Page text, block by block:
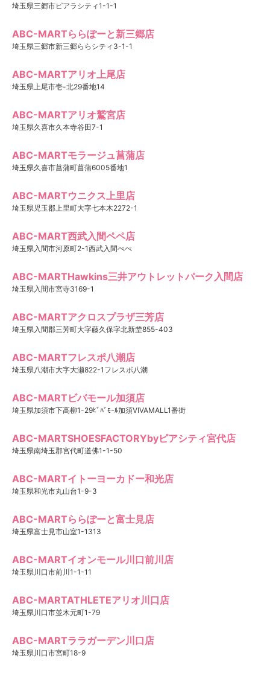
埼玉県三郷市ピアラシティ1-1-1
ABC-MARTららぽーと新三郷店
埼玉県三郷市新三郷ららシティ3-1-1
ABC-MARTアリオ上尾店
埼玉県上尾市壱-北29番地14
ABC-MARTアリオ鷲宮店
埼玉県久喜市久本寺谷田7-1
ABC-MARTモラージュ菖蒲店
埼玉県久喜市菖蒲町菖蒲6005番地1
ABC-MARTウニクス上里店
埼玉県児玉郡上里町大字七本木2272-1
ABC-MART西武入間ペペ店
埼玉県入間市河原町2-1西武入間ぺぺ
ABC-MARTHawkins三井アウトレットパーク入間店
埼玉県入間市宮寺3169-1
ABC-MARTアクロスプラザ三芳店
埼玉県入間郡三芳町大字藤久保字北新埜855-403
ABC-MARTフレスポ八潮店
埼玉県八潮市大字大瀬822-1フレスポ八潮
ABC-MARTビバモール加須店
埼玉県加須市下高柳1-29ﾋﾞﾊﾞﾓｰﾙ加須VIVAMALL1番街
ABC-MARTSHOESFACTORYbyピアシティ宮代店
埼玉県南埼玉郡宮代町道佛1-1-50
ABC-MARTイトーヨーカドー和光店
埼玉県和光市丸山台1-9-3
ABC-MARTららぽーと富士見店
埼玉県富士見市山室1-1313
ABC-MARTイオンモール川口前川店
埼玉県川口市前川1-1-11
ABC-MARTATHLETEアリオ川口店
埼玉県川口市並木元町1-79
ABC-MARTララガーデン川口店
埼玉県川口市宮町18-9